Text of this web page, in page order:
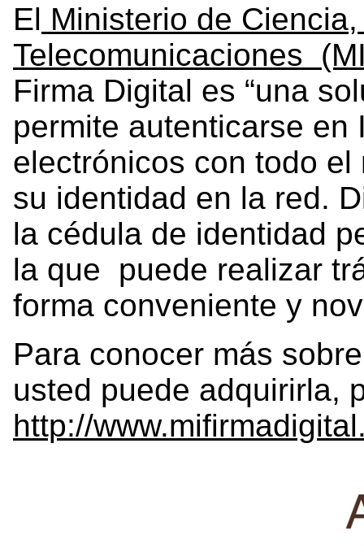
El Ministerio de
Telecomunicaciones
Firma Digital es “una
permite autenticarse en
electrónicos con todo
su identidad en la red.
la cédula de identidad
la que puede realizar
forma conveniente y
Para conocer más
usted puede adquirirla,
http://